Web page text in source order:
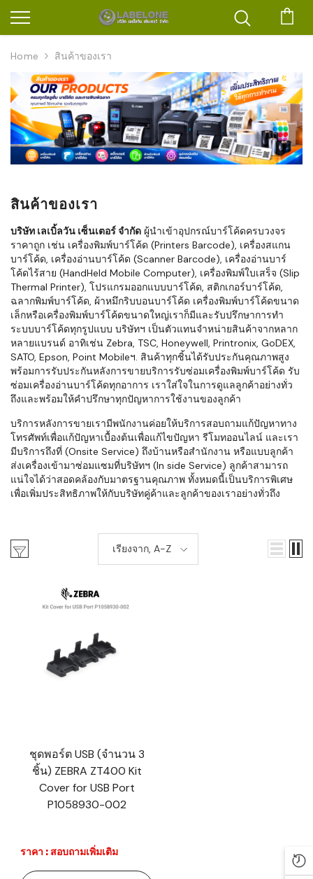
Home สินค้าของเรา
สินค้าของเรา
บริษัท เลเบิ้ลวัน เซ็นเตอร์ จำกัด ผู้นำเข้าอุปกรณ์บาร์โค้ดครบวงจร
ราคาถูก เช่น เครื่องพิมพ์บาร์โค้ด (Printers Barcode), เครื่องสแกน
บาร์โค้ด, เครื่องอ่านบาร์โค้ด (Scanner Barcode), เครื่องอ่านบาร์
โค้ดไร้สาย (HandHeld Mobile Computer), เครื่องพิมพ์ใบเสร็จ (Slip
Thermal Printer), โปรแกรมออกแบบบาร์โค้ด, สติกเกอร์บาร์โค้ด,
ฉลากพิมพ์บาร์โค้ด, ผ้าหมึกริบบอนบาร์โค้ด เครื่องพิมพ์บาร์โค้ดขนาด
เล็กหรือเครื่องพิมพ์บาร์โค้ดขนาดใหญ่เราก็มีและรับปรึกษาการทำ
ระบบบาร์โค้ดทุกรูปแบบ บริษัทฯ เป็นตัวแทนจำหน่ายสินค้าจากหลาก
หลายแบรนด์ อาทิเช่น Zebra, TSC, Honeywell, Printronix, GoDEX,
SATO, Epson, Point Mobileฯ. สินค้าทุกชิ้นได้รับประกันคุณภาพสูง
พร้อมการรับประกันหลังการขายบริการรับซ่อมเครื่องพิมพ์บาร์โค้ด รับ
ซ่อมเครื่องอ่านบาร์โค้ดทุกอาการ เราใส่ใจในการดูแลลูกค้าอย่างทั่ว
ถึงและพร้อมให้คำปรึกษาทุกปัญหาการใช้งานของลูกค้า
บริการหลังการขายเรามีพนักงานค่อยให้บริการสอบถามแก้ปัญหาทาง
โทรศัพท์เพื่อแก้ปัญหาเบื้องต้นเพื่อแก้ไขปัญหา รีโมทออนไลน์ และเรา
มีบริการถึงที่ (Onsite Service) ถึงบ้านหรือสำนักงาน หรือแบบลูกค้า
ส่งเครื่องเข้ามาซ่อมแซมที่บริษัทฯ (In side Service) ลูกค้าสามารถ
แน่ใจได้ว่าสอดคล้องกับมาตรฐานคุณภาพ ทั้งหมดนี้เป็นบริการพิเศษ
เพื่อเพิ่มประสิทธิภาพให้กับบริษัทคู่ค้าและลูกค้าของเราอย่างทั่วถึง
เรียงจาก, A-Z
ชุดพอร์ต USB (จำนวน 3
ชิ้น) ZEBRA ZT400 Kit
Cover for USB Port
P1058930-002
ราคา : สอบถามเพิ่มเติม